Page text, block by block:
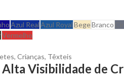
Azul RealAzul RoyalBegeBranco
Vermelho
, Crianças, Têxteis
Visibilidade de